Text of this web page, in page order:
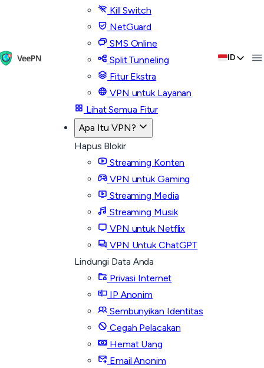
Kill Switch
NetGuard
SMS Online
Split Tunneling
Fitur Ekstra
VPN untuk Layanan
Lihat Semua Fitur
Apa Itu VPN?
Hapus Blokir
Streaming Konten
VPN untuk Gaming
Streaming Media
Streaming Musik
VPN untuk Netflix
VPN Untuk ChatGPT
Lindungi Data Anda
Privasi Internet
IP Anonim
Sembunyikan Identitas
Cegah Pelacakan
Hemat Uang
Email Anonim
ID